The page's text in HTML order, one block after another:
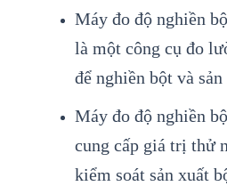
Máy đo độ nghiền
là một công cụ đo
để nghiền bột và
Máy đo độ nghiền
cung cấp giá trị thử
kiểm soát sản xuất